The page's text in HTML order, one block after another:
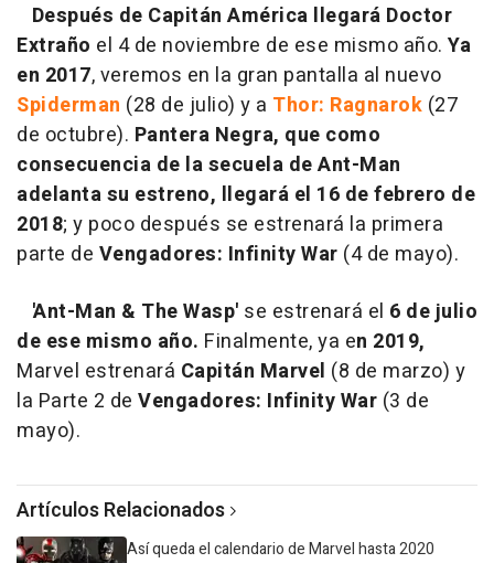
Después de Capitán América llegará Doctor
Extraño el 4 de noviembre de ese mismo año. Ya
en 2017, veremos en la gran pantalla al nuevo
Spiderman (28 de julio) y a Thor: Ragnarok (27
de octubre). Pantera Negra, que como
consecuencia de la secuela de Ant-Man
adelanta su estreno, llegará el 16 de febrero de
2018; y poco después se estrenará la primera
parte de Vengadores: Infinity War (4 de mayo).
'Ant-Man & The Wasp' se estrenará el 6 de julio
de ese mismo año. Finalmente, ya en 2019,
Marvel estrenará Capitán Marvel (8 de marzo) y
la Parte 2 de Vengadores: Infinity War (3 de
mayo).
Artículos Relacionados
Así queda el calendario de Marvel hasta 2020